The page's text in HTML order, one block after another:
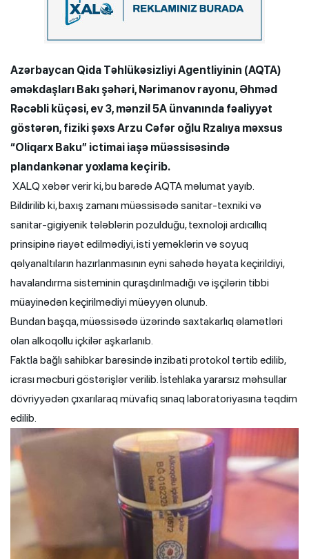
Azərbaycan Qida Təhlükəsizliyi Agentliyinin (AQTA)
əməkdaşları Bakı şəhəri, Nərimanov rayonu, Əhməd
Rəcəbli küçəsi, ev 3, mənzil 5A ünvanında fəaliyyət
göstərən, fiziki şəxs Arzu Cəfər oğlu Rzalıya məxsus
“Oliqarx Baku” ictimai iaşə müəssisəsində
plandankənar yoxlama keçirib.
XALQ xəbər verir ki, bu barədə AQTA məlumat yayıb.
Bildirilib ki, baxış zamanı müəssisədə sanitar-texniki və
sanitar-gigiyenik tələblərin pozulduğu, texnoloji ardıcıllıq
prinsipinə riayət edilmədiyi, isti yeməklərin və soyuq
qəlyanaltıların hazırlanmasının eyni sahədə həyata keçirildiyi,
havalandırma sisteminin quraşdırılmadığı və işçilərin tibbi
müayinədən keçirilmədiyi müəyyən olunub.
Bundan başqa, müəssisədə üzərində saxtakarlıq əlamətləri
olan alkoqollu içkilər aşkarlanıb.
Faktla bağlı sahibkar barəsində inzibati protokol tərtib edilib,
icrası məcburi göstərişlər verilib. İstehlaka yararsız məhsullar
dövriyyədən çıxarılaraq müvafiq sınaq laboratoriyasına təqdim
edilib.